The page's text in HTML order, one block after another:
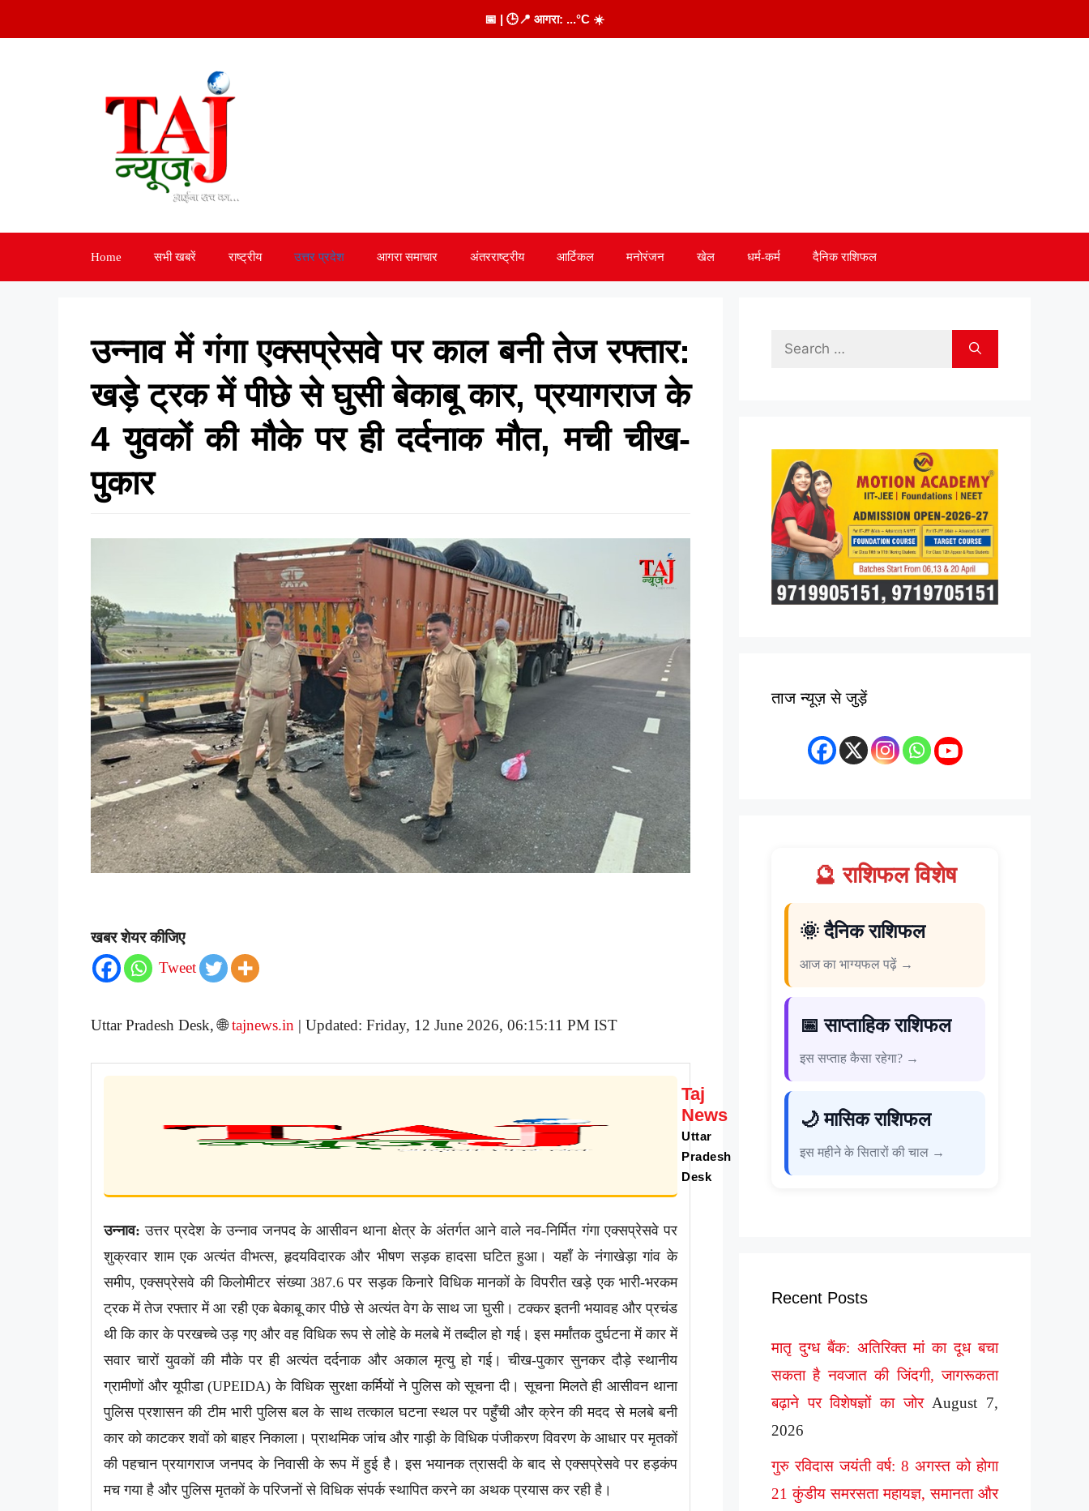
to
📅 | 🕒📍 आगरा: ...°C ☀️
Home सभी खबरें राष्ट्रीय उत्तर प्रदेश आगरा समाचार अंतरराष्ट्रीय आर्टिकल मनोरंजन खेल धर्म-कर्म दैनिक राशिफल
उन्नाव में गंगा एक्सप्रेसवे पर काल बनी तेज रफ्तार:
खड़े ट्रक में पीछे से घुसी बेकाबू कार, प्रयागराज के
4 युवकों की मौके पर ही दर्दनाक मौत, मची चीख-
पुकार
खबर शेयर कीजिए
Tweet
Uttar Pradesh Desk, 🌐tajnews.in | Updated: Friday, 12 June 2026, 06:15:11 PM IST
Taj
News
Uttar
Pradesh
Desk
उन्नाव: उत्तर प्रदेश के उन्नाव जनपद के आसीवन थाना क्षेत्र के अंतर्गत आने वाले नव-निर्मित गंगा एक्सप्रेसवे पर
शुक्रवार शाम एक अत्यंत वीभत्स, हृदयविदारक और भीषण सड़क हादसा घटित हुआ। यहाँ के नंगाखेड़ा गांव के
समीप, एक्सप्रेसवे की किलोमीटर संख्या 387.6 पर सड़क किनारे विधिक मानकों के विपरीत खड़े एक भारी-भरकम
ट्रक में तेज रफ्तार में आ रही एक बेकाबू कार पीछे से अत्यंत वेग के साथ जा घुसी। टक्कर इतनी भयावह और प्रचंड
थी कि कार के परखच्चे उड़ गए और वह विधिक रूप से लोहे के मलबे में तब्दील हो गई। इस मर्मांतक दुर्घटना में कार में
सवार चारों युवकों की मौके पर ही अत्यंत दर्दनाक और अकाल मृत्यु हो गई। चीख-पुकार सुनकर दौड़े स्थानीय
ग्रामीणों और यूपीडा (UPEIDA) के विधिक सुरक्षा कर्मियों ने पुलिस को सूचना दी। सूचना मिलते ही आसीवन थाना
पुलिस प्रशासन की टीम भारी पुलिस बल के साथ तत्काल घटना स्थल पर पहुँची और क्रेन की मदद से मलबे बनी
कार को काटकर शवों को बाहर निकाला। प्राथमिक जांच और गाड़ी के विधिक पंजीकरण विवरण के आधार पर मृतकों
की पहचान प्रयागराज जनपद के निवासी के रूप में हुई है। इस भयानक त्रासदी के बाद से एक्सप्रेसवे पर हड़कंप
मच गया है और पुलिस मृतकों के परिजनों से विधिक संपर्क स्थापित करने का अथक प्रयास कर रही है।
Search
ताज न्यूज़ से जुड़ें
🔮 राशिफल विशेष
🌞 दैनिक राशिफल
आज का भाग्यफल पढ़ें →
📅 साप्ताहिक राशिफल
इस सप्ताह कैसा रहेगा? →
🌙 मासिक राशिफल
इस महीने के सितारों की चाल →
Recent Posts
मातृ दुग्ध बैंक: अतिरिक्त मां का दूध बचा
सकता है नवजात की जिंदगी, जागरूकता
बढ़ाने पर विशेषज्ञों का जोर August 7,
2026
गुरु रविदास जयंती वर्ष: 8 अगस्त को होगा
21 कुंडीय समरसता महायज्ञ, समानता और